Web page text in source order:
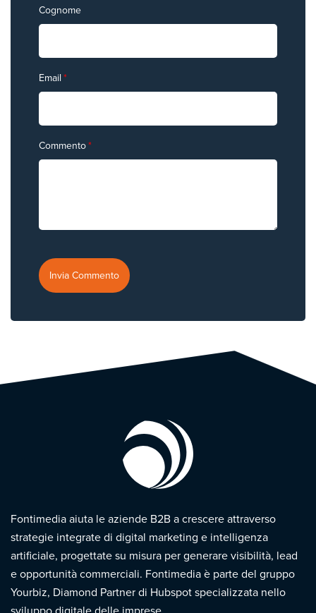
Cognome
Email *
Commento*
Fontimedia aiuta le aziende B2B a crescere attraverso
strategie integrate di digital marketing e intelligenza
artificiale, progettate su misura per generare visibilità, lead
e opportunità commerciali. Fontimedia è parte del gruppo
Yourbiz, Diamond Partner di Hubspot specializzata nello